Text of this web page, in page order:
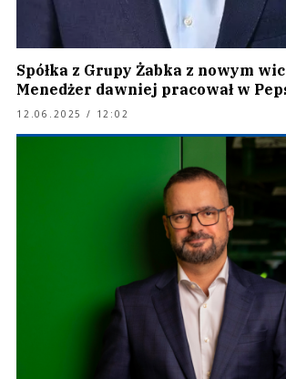
Spółka z Grupy Żabka z nowym
Menedżer dawniej pracował w
12.06.2025 / 12:02